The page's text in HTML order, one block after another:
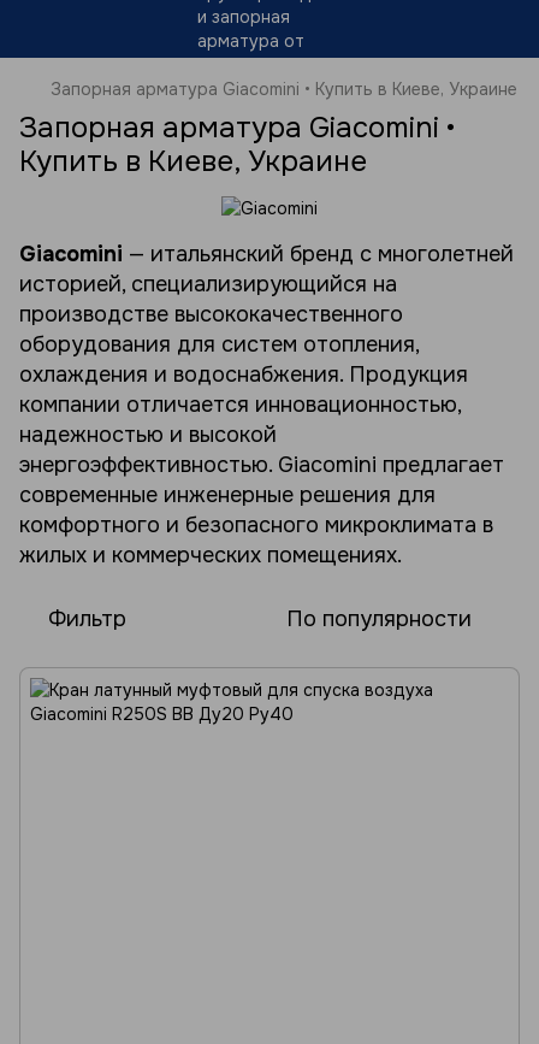
Запорная арматура Giacomini • Купить в Киеве, Украине
Запорная арматура Giacomini •
Купить в Киеве, Украине
Giacomini — итальянский бренд с многолетней
историей, специализирующийся на
производстве высококачественного
оборудования для систем отопления,
охлаждения и водоснабжения. Продукция
компании отличается инновационностью,
надежностью и высокой
энергоэффективностью. Giacomini предлагает
современные инженерные решения для
комфортного и безопасного микроклимата в
жилых и коммерческих помещениях.
Фильтр По популярности